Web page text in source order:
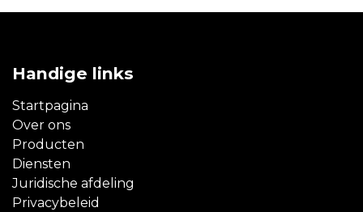
Handige links
Startpagina
Over ons
Producten
Diensten
Juridische afdeling
Privacybeleid